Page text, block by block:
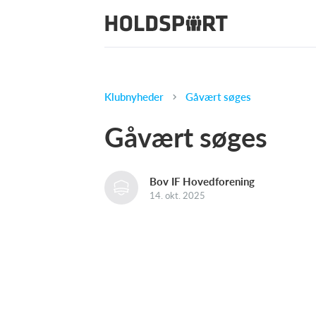
Klubnyheder Gåvært søges
Gåvært søges
Bov IF Hovedforening
14. okt. 2025